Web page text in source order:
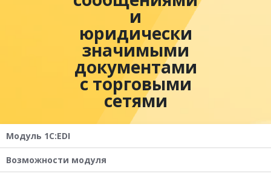
и
юридически
значимыми
документами
с торговыми
сетями
Модуль 1C:EDI
Возможности модуля